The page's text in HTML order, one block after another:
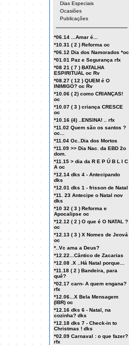
Dias Especiais
Ocasiões
Publicações
*06.14 ...Amar é...
*10.31 ( 2 ) Reforma oc
*06.12 Dia dos Namorados *oc
*01.01 Paz e Segurança rfx
*08 21 ( 7 ) BATALHA
ESPIRITUAL oc Rv
*08.27 ( 12 ) QUEM é O
INIMIGO? oc Rv
*10.06 ( 2) como CRIANÇAS!
oc
*10.07 ( 3 ) criança CRESCE
oc
*10.16 (4) ..ENSINA! .. rfx
*11.02 Quem são os santos ?
oc...
*11.04 Oc..Dia dos Mortos
*11.09 >> Dia Nac. da EBD 2o
dom.
*11.15 > dia da R E P Ú B L I C
A oc
*12.14 dks 4 - Antecipando
dks
*12.01 dks 1 - frisson de Natal
*11. 23 Antecipe o Natal nov
dks
*10 32 ( 3 ) Reforma e
Apocalipse oc
*12.12 ( 2 ) O que é O NATAL ?
oc
*12.13 ( 3 ) X Nomes de Jeová
oc
*..Vc ama a Deus?
*12.22...Cântico de Zacarias
*12.08 .X ..Há Natal porque...
*11.18 ( 2 ) Bandeira, para
quê?
*02.17 carn- A quem engana?
rfx
*12.06...X Bela Mensagem
(IBR) oc
*12.16 dks 6 - Natal, na
cozinha? dks
*12.18 dks 7 - Check-in to
Christmas ! dks
*02.09 Carnaval : o que fazer?
rfx